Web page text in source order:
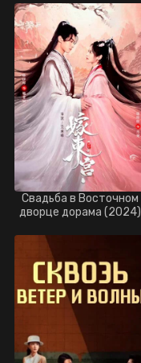
Свадьба в Восточном
дворце дорама (2024)